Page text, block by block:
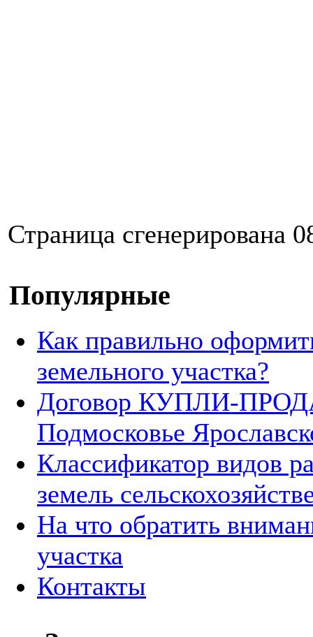
Страница сгенерирована
Популярные
Как правильно
земельного участка?
Договор КУПЛИ-
Подмосковье
Классификатор видов
земель
На что обратить
участка
Контакты